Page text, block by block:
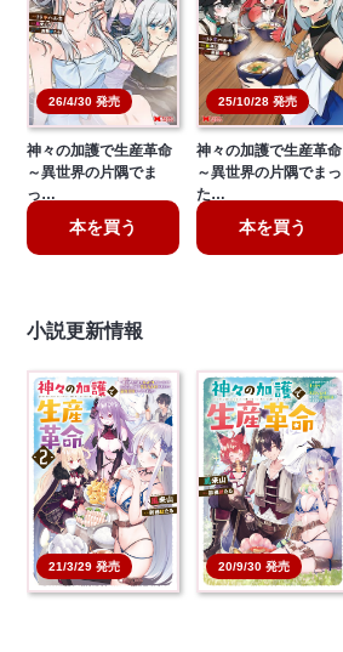
26/4/30 発売
神々の加護で生産革命
～異世界の片隅でま
っ…
本を買う
25/10/28 発売
神々の加護で生産革命
～異世界の片隅でまっ
た…
本を買う
小説更新情報
21/3/29 発売 20/9/30 発売